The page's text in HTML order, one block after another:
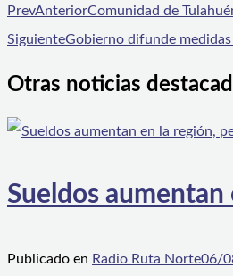
PrevAnteriorComunidad de
SiguienteGobierno difunde
Otras noticias
Sueldos
Publicado en Radio Ruta Norte06/